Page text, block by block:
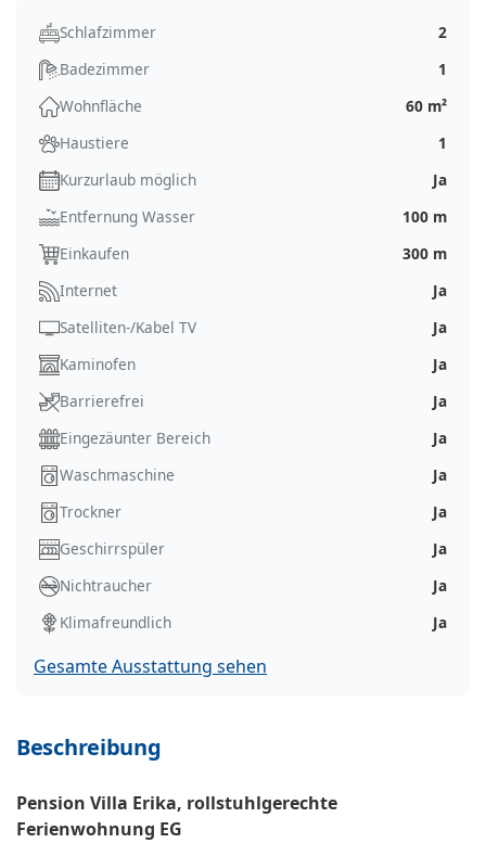
Schlafzimmer
2
Badezimmer
1
Wohnfläche
60 m²
Haustiere
1
Kurzurlaub möglich
Ja
Entfernung Wasser
100 m
Einkaufen
300 m
Internet
Ja
Satelliten-/Kabel TV
Ja
Kaminofen
Ja
Barrierefrei
Ja
Eingezäunter Bereich
Ja
Waschmaschine
Ja
Trockner
Ja
Geschirrspüler
Ja
Nichtraucher
Ja
Klimafreundlich
Ja
Gesamte Ausstattung sehen
Beschreibung
Pension Villa Erika, rollstuhlgerechte
Ferienwohnung EG